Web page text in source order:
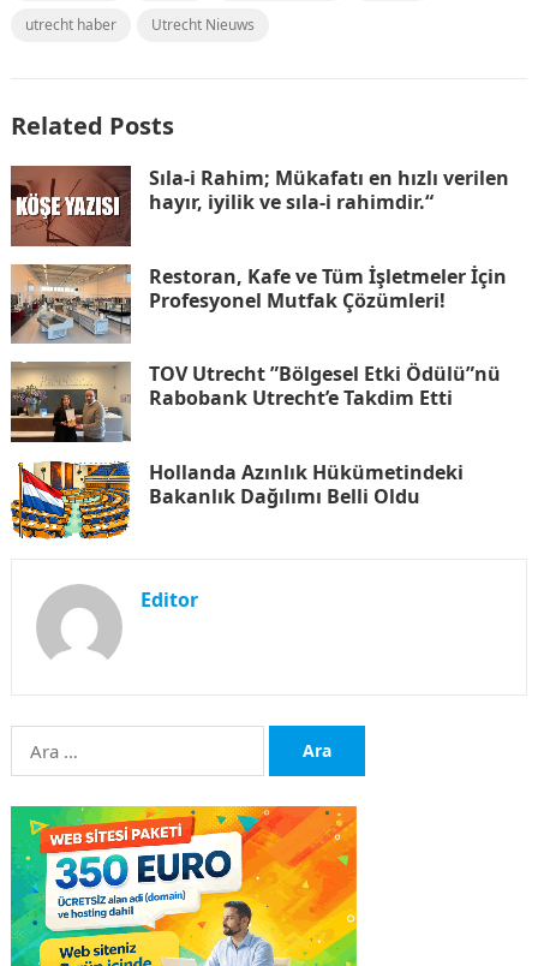
utrecht haber
Utrecht Nieuws
Related Posts
Sıla-i Rahim; Mükafatı en hızlı verilen
hayır, iyilik ve sıla-i rahimdir.“
Restoran, Kafe ve Tüm İşletmeler İçin
Profesyonel Mutfak Çözümleri!
TOV Utrecht ”Bölgesel Etki Ödülü”nü
Rabobank Utrecht’e Takdim Etti
Hollanda Azınlık Hükümetindeki
Bakanlık Dağılımı Belli Oldu
Editor
Arama: